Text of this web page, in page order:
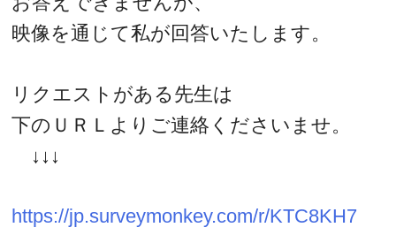
映像を通じて私が回答いたします。
リクエストがある先生は
下のＵＲＬよりご連絡くださいませ。
↓↓↓
https://jp.surveymonkey.com/r/KTC8KH7